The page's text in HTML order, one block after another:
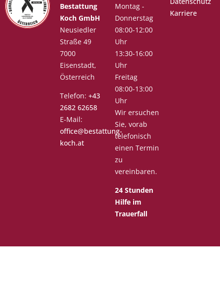
Bestattung
Koch GmbH
Neusiedler
Straße 49
7000
Eisenstadt,
Österreich
Telefon: +43
2682 62658
E-Mail:
office@bestattung-
koch.at
Montag -
Donnerstag
08:00-12:00
Uhr
13:30-16:00
Uhr
Freitag
08:00-13:00
Uhr
Wir ersuchen
Sie, vorab
telefonisch
einen Termin
zu
vereinbaren.
24 Stunden
Hilfe im
Trauerfall
Karriere